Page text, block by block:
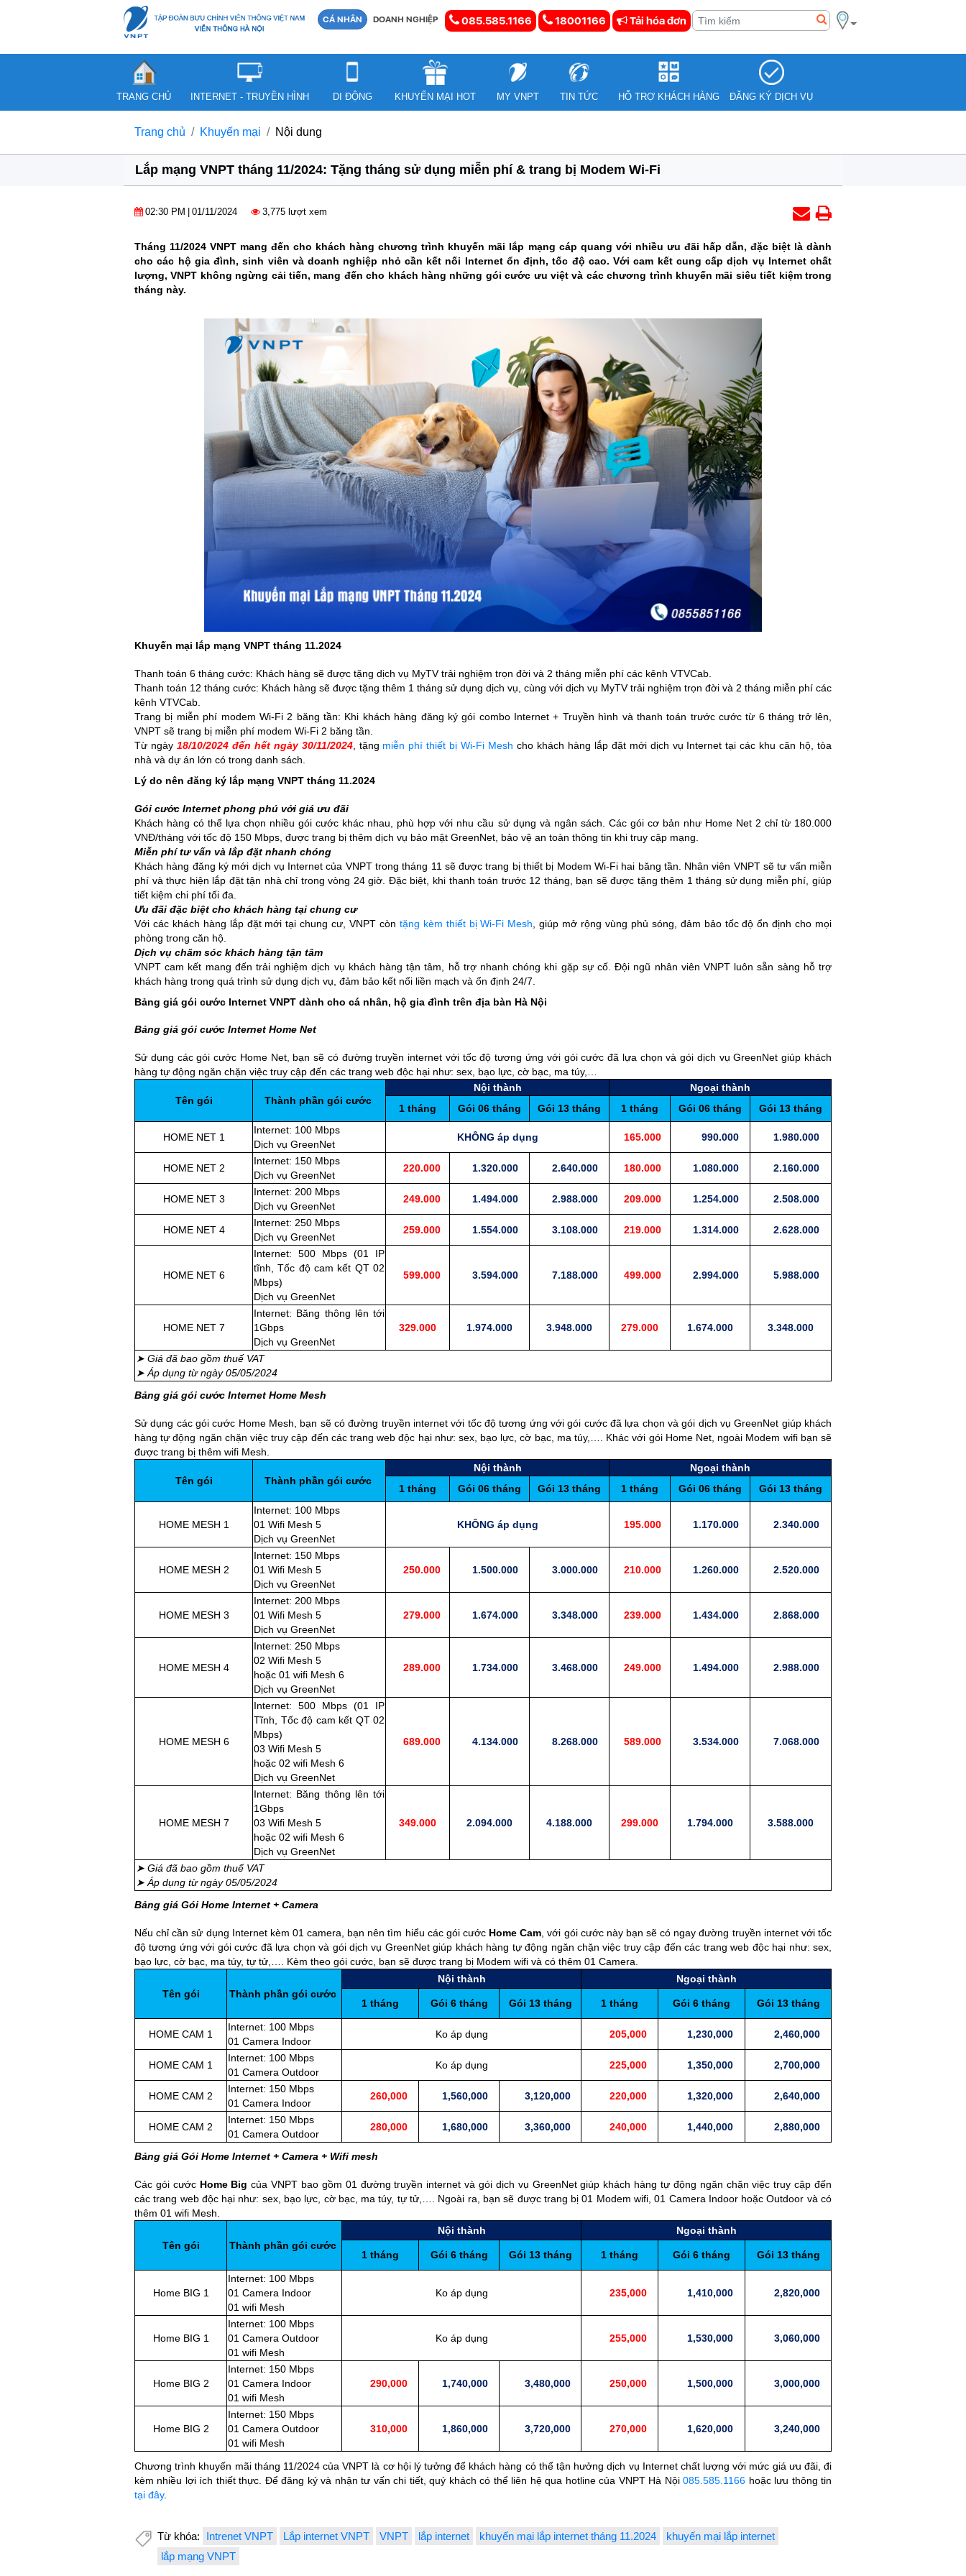
CÁ NHÂN DOANH NGHIỆP 085.585.1166 18001166 Tải hóa đơn
TRANG CHỦ INTERNET - TRUYỀN HÌNH DI ĐỘNG KHUYẾN MẠI HOT MY VNPT TIN TỨC HỖ TRỢ KHÁCH HÀNG ĐĂNG KÝ DỊCH VỤ
Trang chủ Khuyến mại Nội dung
Lắp mạng VNPT tháng 11/2024: Tặng tháng sử dụng miễn phí & trang bị Modem Wi-Fi
02:30 PM 01/11/2024 3,775 lượt xem
Tháng 11/2024 VNPT mang đến cho khách hàng chương trình khuyến mãi lắp mạng cáp quang với nhiều ưu đãi hấp dẫn, đặc biệt là dành
cho các hộ gia đình, sinh viên và doanh nghiệp nhỏ cần kết nối Internet ổn định, tốc độ cao. Với cam kết cung cấp dịch vụ Internet chất
lượng, VNPT không ngừng cải tiến, mang đến cho khách hàng những gói cước ưu việt và các chương trình khuyến mãi siêu tiết kiệm trong
tháng này.
Khuyến mại lắp mạng VNPT tháng 11.2024
Thanh toán 6 tháng cước: Khách hàng sẽ được tặng dịch vụ MyTV trải nghiệm trọn đời và 2 tháng miễn phí các kênh VTVCab.
Thanh toán 12 tháng cước: Khách hàng sẽ được tặng thêm 1 tháng sử dụng dịch vụ, cùng với dịch vụ MyTV trải nghiệm trọn đời và 2 tháng miễn phí các
kênh VTVCab.
Trang bị miễn phí modem Wi-Fi 2 băng tần: Khi khách hàng đăng ký gói combo Internet + Truyền hình và thanh toán trước cước từ 6 tháng trở lên,
VNPT sẽ trang bị miễn phí modem Wi-Fi 2 băng tần.
Từ ngày 18/10/2024 đến hết ngày 30/11/2024, tặng miễn phí thiết bị Wi-Fi Mesh cho khách hàng lắp đặt mới dịch vụ Internet tại các khu căn hộ, tòa
nhà và dự án lớn có trong danh sách.
Lý do nên đăng ký lắp mạng VNPT tháng 11.2024
Gói cước Internet phong phú với giá ưu đãi
Khách hàng có thể lựa chọn nhiều gói cước khác nhau, phù hợp với nhu cầu sử dụng và ngân sách. Các gói cơ bản như Home Net 2 chỉ từ 180.000
VNĐ/tháng với tốc độ 150 Mbps, được trang bị thêm dịch vụ bảo mật GreenNet, bảo vệ an toàn thông tin khi truy cập mạng.
Miễn phí tư vấn và lắp đặt nhanh chóng
Khách hàng đăng ký mới dịch vụ Internet của VNPT trong tháng 11 sẽ được trang bị thiết bị Modem Wi-Fi hai băng tần. Nhân viên VNPT sẽ tư vấn miễn
phí và thực hiện lắp đặt tận nhà chỉ trong vòng 24 giờ. Đặc biệt, khi thanh toán trước 12 tháng, bạn sẽ được tặng thêm 1 tháng sử dụng miễn phí, giúp
tiết kiệm chi phí tối đa.
Ưu đãi đặc biệt cho khách hàng tại chung cư
Với các khách hàng lắp đặt mới tại chung cư, VNPT còn tặng kèm thiết bị Wi-Fi Mesh, giúp mở rộng vùng phủ sóng, đảm bảo tốc độ ổn định cho mọi
phòng trong căn hộ.
Dịch vụ chăm sóc khách hàng tận tâm
VNPT cam kết mang đến trải nghiệm dịch vụ khách hàng tận tâm, hỗ trợ nhanh chóng khi gặp sự cố. Đội ngũ nhân viên VNPT luôn sẵn sàng hỗ trợ
khách hàng trong quá trình sử dụng dịch vụ, đảm bảo kết nối liền mạch và ổn định 24/7.
Bảng giá gói cước Internet VNPT dành cho cá nhân, hộ gia đình trên địa bàn Hà Nội
Bảng giá gói cước Internet Home Net
Sử dụng các gói cước Home Net, bạn sẽ có đường truyền internet với tốc độ tương ứng với gói cước đã lựa chọn và gói dịch vụ GreenNet giúp khách
hàng tự động ngăn chặn việc truy cập đến các trang web độc hại như: sex, bạo lực, cờ bạc, ma túy,…
Tên gói Thành phần gói cước
Nội thành
Ngoại thành
1 tháng
Gói 06 tháng Gói 13 tháng 1 tháng Gói 06 tháng Gói 13 tháng
HOME NET 1
Internet: 100 Mbps
Dịch vụ GreenNet
KHÔNG áp dụng 165.000 990.000 1.980.000
HOME NET 2
Internet: 150 Mbps
Dịch vụ GreenNet
220.000 1.320.000 2.640.000 180.000 1.080.000 2.160.000
HOME NET 3
Internet: 200 Mbps
Dịch vụ GreenNet
249.000 1.494.000 2.988.000 209.000 1.254.000 2.508.000
HOME NET 4
Internet: 250 Mbps
Dịch vụ GreenNet
259.000 1.554.000 3.108.000 219.000 1.314.000 2.628.000
HOME NET 6
Internet: 500 Mbps (01 IP
tĩnh, Tốc độ cam kết QT 02
Mbps)
Dịch vụ GreenNet
599.000 3.594.000 7.188.000 499.000 2.994.000 5.988.000
HOME NET 7
Internet: Băng thông lên tới
1Gbps
Dịch vụ GreenNet
329.000 1.974.000 3.948.000 279.000 1.674.000 3.348.000
➤ Giá đã bao gồm thuế VAT
➤ Áp dụng từ ngày 05/05/2024
Bảng giá gói cước Internet Home Mesh
Sử dụng các gói cước Home Mesh, bạn sẽ có đường truyền internet với tốc độ tương ứng với gói cước đã lựa chọn và gói dịch vụ GreenNet giúp khách
hàng tự động ngăn chặn việc truy cập đến các trang web độc hại như: sex, bạo lực, cờ bạc, ma túy,…. Khác với gói Home Net, ngoài Modem wifi bạn sẽ
được trang bị thêm wifi Mesh.
Tên gói Thành phần gói cước
Nội thành
Ngoại thành
1 tháng
Gói 06 tháng Gói 13 tháng 1 tháng Gói 06 tháng Gói 13 tháng
HOME MESH 1
Internet: 100 Mbps
01 Wifi Mesh 5
Dịch vụ GreenNet
KHÔNG áp dụng 195.000 1.170.000 2.340.000
HOME MESH 2
Internet: 150 Mbps
01 Wifi Mesh 5
Dịch vụ GreenNet
250.000 1.500.000 3.000.000 210.000 1.260.000 2.520.000
HOME MESH 3
Internet: 200 Mbps
01 Wifi Mesh 5
Dịch vụ GreenNet
279.000 1.674.000 3.348.000 239.000 1.434.000 2.868.000
HOME MESH 4
Internet: 250 Mbps
02 Wifi Mesh 5
hoặc 01 wifi Mesh 6
Dịch vụ GreenNet
289.000 1.734.000 3.468.000 249.000 1.494.000 2.988.000
HOME MESH 6
Internet: 500 Mbps (01 IP
Tĩnh, Tốc độ cam kết QT 02
Mbps)
03 Wifi Mesh 5
hoặc 02 wifi Mesh 6
Dịch vụ GreenNet
689.000 4.134.000 8.268.000 589.000 3.534.000 7.068.000
HOME MESH 7
Internet: Băng thông lên tới
1Gbps
03 Wifi Mesh 5
hoặc 02 wifi Mesh 6
Dịch vụ GreenNet
349.000 2.094.000 4.188.000 299.000 1.794.000 3.588.000
➤ Giá đã bao gồm thuế VAT
➤ Áp dụng từ ngày 05/05/2024
Bảng giá Gói Home Internet + Camera
Nếu chỉ cần sử dụng Internet kèm 01 camera, bạn nên tìm hiểu các gói cước Home Cam, với gói cước này bạn sẽ có ngay đường truyền internet với tốc
độ tương ứng với gói cước đã lựa chọn và gói dịch vụ GreenNet giúp khách hàng tự động ngăn chặn việc truy cập đến các trang web độc hại như: sex,
bạo lực, cờ bạc, ma túy, tự tử,…. Kèm theo gói cước, bạn sẽ được trang bị Modem wifi và có thêm 01 Camera.
Tên gói Thành phần gói cước
Nội thành Ngoại thành
1 tháng Gói 6 tháng Gói 13 tháng 1 tháng Gói 6 tháng Gói 13 tháng
HOME CAM 1
Internet: 100 Mbps
01 Camera Indoor
Ko áp dụng 205,000 1,230,000 2,460,000
HOME CAM 1
Internet: 100 Mbps
01 Camera Outdoor
Ko áp dụng 225,000 1,350,000 2,700,000
HOME CAM 2
Internet: 150 Mbps
01 Camera Indoor
260,000 1,560,000 3,120,000 220,000 1,320,000 2,640,000
HOME CAM 2
Internet: 150 Mbps
01 Camera Outdoor
280,000 1,680,000 3,360,000 240,000 1,440,000 2,880,000
Bảng giá Gói Home Internet + Camera + Wifi mesh
Các gói cước Home Bigcủa VNPT bao gồm 01 đường truyền internet và gói dịch vụ GreenNet giúp khách hàng tự động ngăn chặn việc truy cập đến
các trang web độc hại như: sex, bạo lực, cờ bạc, ma túy, tự tử,…. Ngoài ra, bạn sẽ được trang bị 01 Modem wifi, 01 Camera Indoor hoặc Outdoor và có
thêm 01 wifi Mesh.
Tên gói Thành phần gói cước
Nội thành Ngoại thành
1 tháng Gói 6 tháng Gói 13 tháng 1 tháng Gói 6 tháng Gói 13 tháng
Home BIG 1
Internet: 100 Mbps
01 Camera Indoor
01 wifi Mesh
Ko áp dụng 235,000 1,410,000 2,820,000
Home BIG 1
Internet: 100 Mbps
01 Camera Outdoor
01 wifi Mesh
Ko áp dụng 255,000 1,530,000 3,060,000
Home BIG 2
Internet: 150 Mbps
01 Camera Indoor
01 wifi Mesh
290,000 1,740,000 3,480,000 250,000 1,500,000 3,000,000
Home BIG 2
Internet: 150 Mbps
01 Camera Outdoor
01 wifi Mesh
310,000 1,860,000 3,720,000 270,000 1,620,000 3,240,000
Chương trình khuyến mãi tháng 11/2024 của VNPT là cơ hội lý tưởng để khách hàng có thể tận hưởng dịch vụ Internet chất lượng với mức giá ưu đãi, đi
kèm nhiều lợi ích thiết thực. Để đăng ký và nhận tư vấn chi tiết, quý khách có thể liên hệ qua hotline của VNPT Hà Nội085.585.1166 hoặc lưu thông tin
tại đây.
Từ khóa: Intrenet VNPT Lắp internet VNPT VNPT lắp internet khuyến mại lắp internet tháng 11.2024
khuyến mại lắp internet
lắp mạng VNPT